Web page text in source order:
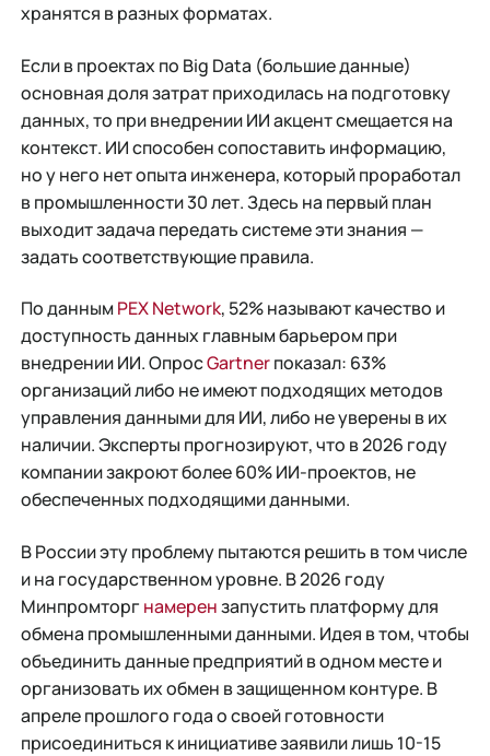
хранятся в разных форматах.
Если в проектах по Big Data (большие данные)
основная доля затрат приходилась на подготовку
данных, то при внедрении ИИ акцент смещается на
контекст. ИИ способен сопоставить информацию,
но у него нет опыта инженера, который проработал
в промышленности 30 лет. Здесь на первый план
выходит задача передать системе эти знания —
задать соответствующие правила.
По даннымPEX Network, 52% называют качество и
доступность данных главным барьером при
внедрении ИИ. ОпросGartnerпоказал: 63%
организаций либо не имеют подходящих методов
управления данными для ИИ, либо не уверены в их
наличии. Эксперты прогнозируют, что в 2026 году
компании закроют более 60% ИИ-проектов, не
обеспеченных подходящими данными.
В России эту проблему пытаются решить в том числе
и на государственном уровне. В 2026 году
Минпромторг намерензапустить платформу для
обмена промышленными данными. Идея в том, чтобы
объединить данные предприятий в одном месте и
организовать их обмен в защищенном контуре. В
апреле прошлого года о своей готовности
присоединиться к инициативе заявили лишь 10-15